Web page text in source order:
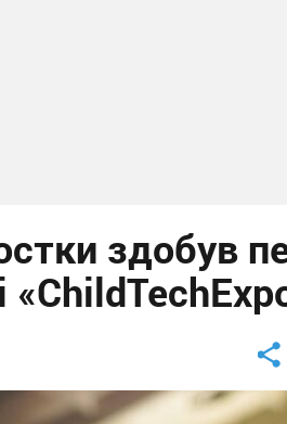
здобув